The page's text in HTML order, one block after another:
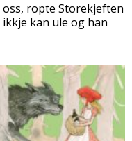
ropte Storekjeften
kan ule og han